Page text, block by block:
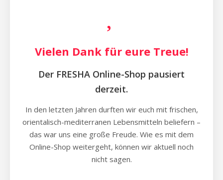
Vielen Dank für eure Treue!
Der FRESHA Online-Shop pausiert
derzeit.
In den letzten Jahren durften wir euch mit frischen,
orientalisch-mediterranen Lebensmitteln beliefern –
das war uns eine große Freude. Wie es mit dem
Online-Shop weitergeht, können wir aktuell noch
nicht sagen.